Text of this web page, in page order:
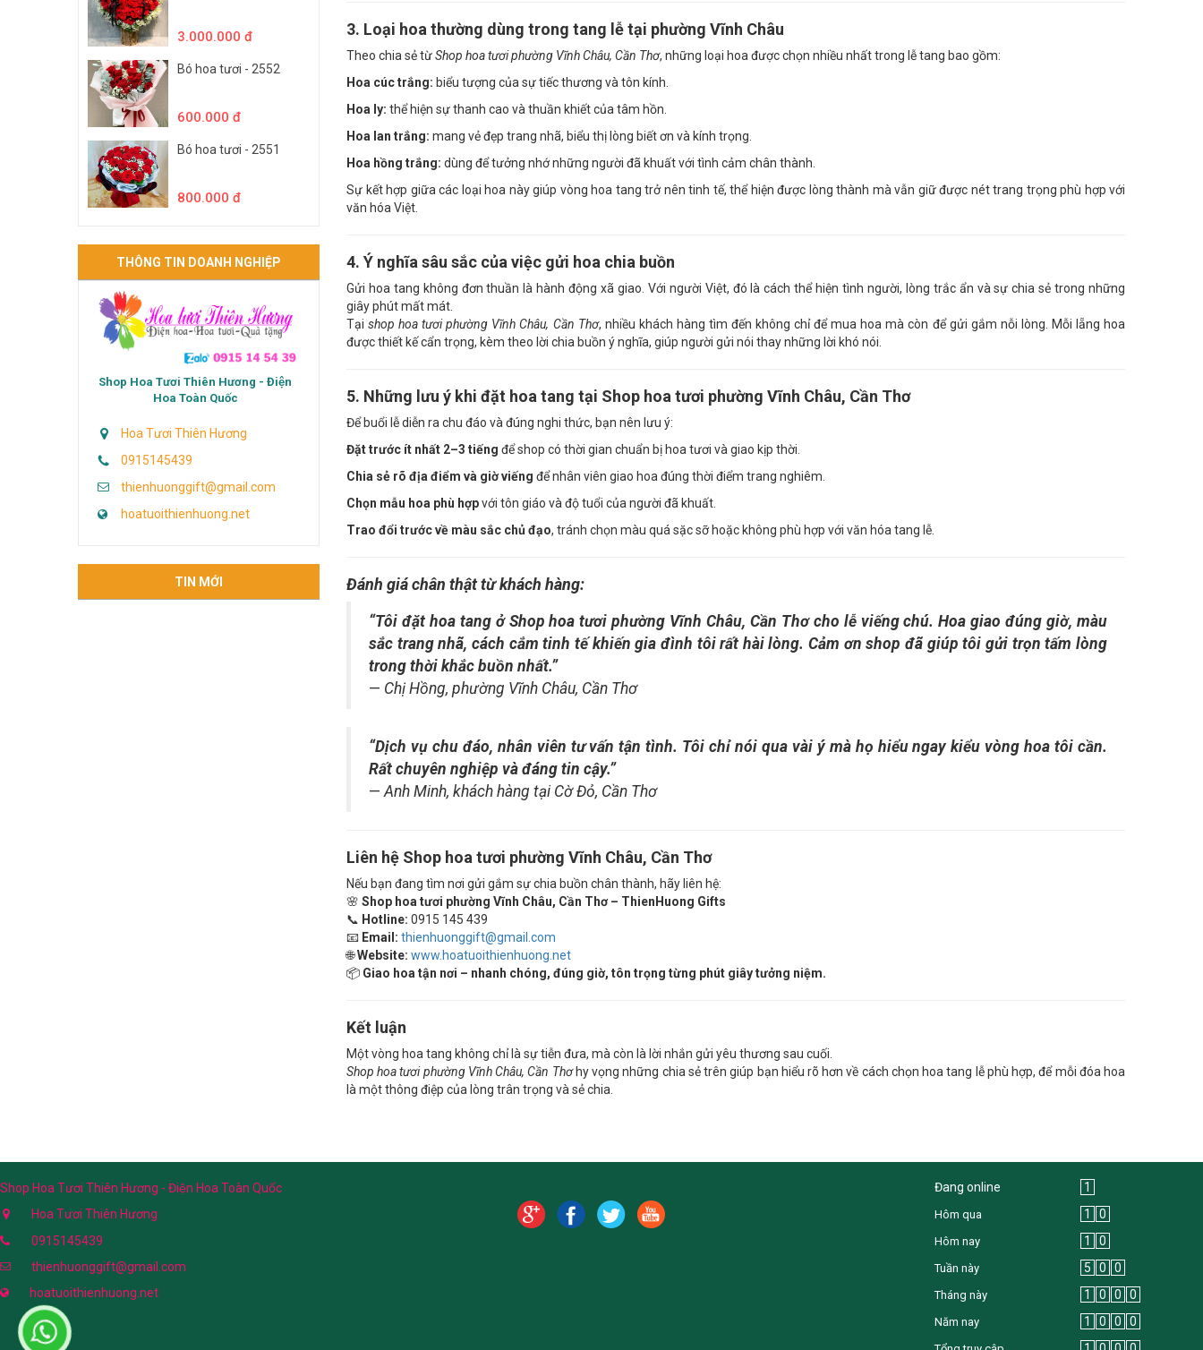
3.000.000 đ
Bó hoa tươi - 2552
600.000 đ
Bó hoa tươi - 2551
800.000 đ
THÔNG TIN DOANH NGHIỆP
Shop Hoa Tươi Thiên Hương - Điện
Hoa Toàn Quốc
Hoa Tươi Thiên Hương
0915145439
thienhuonggift@gmail.com
hoatuoithienhuong.net
TIN MỚI
3. Loại hoa thường dùng trong tang lễ tại phường Vĩnh Châu
Theo chia sẻ từShop hoa tươi phường Vĩnh Châu, Cần Thơ, những loại hoa được chọn nhiều nhất trong lễ tang bao gồm:
Hoa cúc trắng: biểu tượng của sự tiếc thương và tôn kính.
Hoa ly: thể hiện sự thanh cao và thuần khiết của tâm hồn.
Hoa lan trắng: mang vẻ đẹp trang nhã, biểu thị lòng biết ơn và kính trọng.
Hoa hồng trắng: dùng để tưởng nhớ những người đã khuất với tình cảm chân thành.
Sự kết hợp giữa các loại hoa này giúp vòng hoa tang trở nên tinh tế, thể hiện được lòng thành mà vẫn giữ được nét trang trọng phù hợp với
văn hóa Việt.
4. Ý nghĩa sâu sắc của việc gửi hoa chia buồn
Gửi hoa tang không đơn thuần là hành động xã giao. Với người Việt, đó là cách thể hiện tình người, lòng trắc ẩn và sự chia sẻ trong những
giây phút mất mát.
Tạishop hoa tươi phường Vĩnh Châu, Cần Thơ, nhiều khách hàng tìm đến không chỉ để mua hoa mà còn để gửi gắm nỗi lòng. Mỗi lẵng hoa
được thiết kế cẩn trọng, kèm theo lời chia buồn ý nghĩa, giúp người gửi nói thay những lời khó nói.
5. Những lưu ý khi đặt hoa tang tại Shop hoa tươi phường Vĩnh Châu, Cần Thơ
Để buổi lễ diễn ra chu đáo và đúng nghi thức, bạn nên lưu ý:
Đặt trước ít nhất 2–3 tiếng để shop có thời gian chuẩn bị hoa tươi và giao kịp thời.
Chia sẻ rõ địa điểm và giờ viếng để nhân viên giao hoa đúng thời điểm trang nghiêm.
Chọn mẫu hoa phù hợpvới tôn giáo và độ tuổi của người đã khuất.
Trao đổi trước về màu sắc chủ đạo, tránh chọn màu quá sặc sỡ hoặc không phù hợp với văn hóa tang lễ.
Đánh giá chân thật từ khách hàng:
“Tôi đặt hoa tang ở Shop hoa tươi phường Vĩnh Châu, Cần Thơ cho lễ viếng chú. Hoa giao đúng giờ, màu
sắc trang nhã, cách cắm tinh tế khiến gia đình tôi rất hài lòng. Cảm ơn shop đã giúp tôi gửi trọn tấm lòng
trong thời khắc buồn nhất.”
— Chị Hồng, phường Vĩnh Châu, Cần Thơ
“Dịch vụ chu đáo, nhân viên tư vấn tận tình. Tôi chỉ nói qua vài ý mà họ hiểu ngay kiểu vòng hoa tôi cần.
Rất chuyên nghiệp và đáng tin cậy.”
—Anh Minh, khách hàng tại Cờ Đỏ, Cần Thơ
Liên hệ Shop hoa tươi phường Vĩnh Châu, Cần Thơ
Nếu bạn đang tìm nơi gửi gắm sự chia buồn chân thành, hãy liên hệ:
🌸 Shop hoa tươi phường Vĩnh Châu, Cần Thơ – ThienHuong Gifts
📞 Hotline: 0915 145 439
📧 Email: thienhuonggift@gmail.com
🌐Website: www.hoatuoithienhuong.net
📦 Giao hoa tận nơi – nhanh chóng, đúng giờ, tôn trọng từng phút giây tưởng niệm.
Kết luận
Một vòng hoa tang không chỉ là sự tiễn đưa, mà còn là lời nhắn gửi yêu thương sau cuối.
Shop hoa tươi phường Vĩnh Châu, Cần Thơhy vọng những chia sẻ trên giúp bạn hiểu rõ hơn về cách chọn hoa tang lễ phù hợp, để mỗi đóa hoa
là một thông điệp của lòng trân trọng và sẻ chia.
Shop Hoa Tươi Thiên Hương - Điện Hoa Toàn Quốc
Hoa Tươi Thiên Hương
0915145439
thienhuonggift@gmail.com
hoatuoithienhuong.net
Đang online 1
Hôm qua 1 0
Hôm nay 1 0
Tuần này 5 0 0
Tháng này 1 0 0 0
Năm nay 1 0 0 0